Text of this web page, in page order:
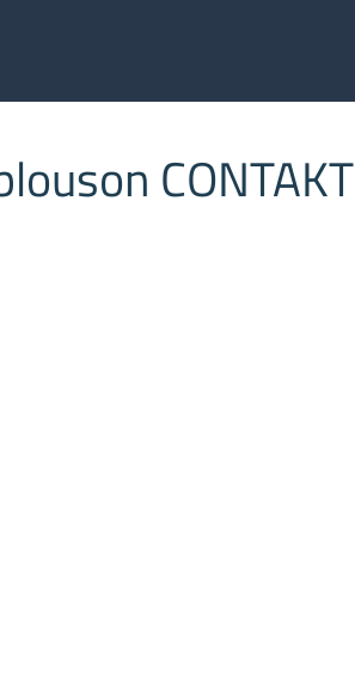
CONTAKT